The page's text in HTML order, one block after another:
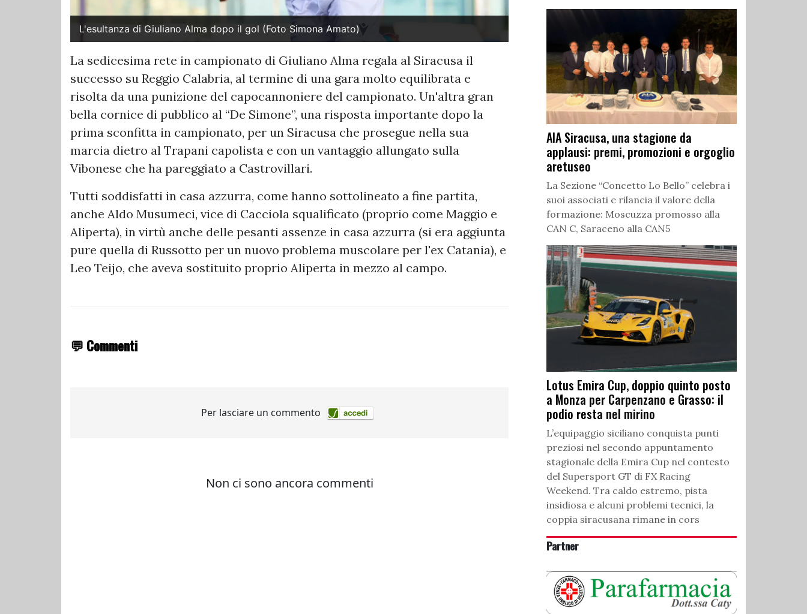
L'esultanza di Giuliano Alma dopo il gol (Foto Simona Amato)
La sedicesima rete in campionato di Giuliano Alma regala al Siracusa il
successo su Reggio Calabria, al termine di una gara molto equilibrata e
risolta da una punizione del capocannoniere del campionato. Un'altra gran
bella cornice di pubblico al “De Simone”, una risposta importante dopo la
prima sconfitta in campionato, per un Siracusa che prosegue nella sua
marcia dietro al Trapani capolista e con un vantaggio allungato sulla
Vibonese che ha pareggiato a Castrovillari.
Tutti soddisfatti in casa azzurra, come hanno sottolineato a fine partita,
anche Aldo Musumeci, vice di Cacciola squalificato (proprio come Maggio e
Aliperta), in virtù anche delle pesanti assenze in casa azzurra (si era aggiunta
pure quella di Russotto per un nuovo problema muscolare per l'ex Catania), e
Leo Teijo, che aveva sostituito proprio Aliperta in mezzo al campo.
💬 Commenti
AIA Siracusa, una stagione da
applausi: premi, promozioni e orgoglio
aretuseo
La Sezione “Concetto Lo Bello” celebra i
suoi associati e rilancia il valore della
formazione: Moscuzza promosso alla
CAN C, Saraceno alla CAN5
Lotus Emira Cup, doppio quinto posto
a Monza per Carpenzano e Grasso: il
podio resta nel mirino
L’equipaggio siciliano conquista punti
preziosi nel secondo appuntamento
stagionale della Emira Cup nel contesto
del Supersport GT di FX Racing
Weekend. Tra caldo estremo, pista
insidiosa e alcuni problemi tecnici, la
coppia siracusana rimane in cors
Partner